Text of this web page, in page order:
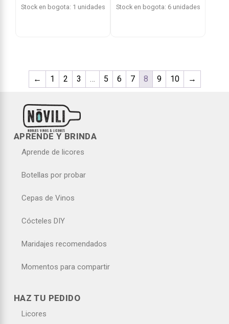
Stock en bogota: 1 unidades Stock en bogota: 6 unidades
← 1 2 3 … 5 6 7 8 9 10 →
APRENDE Y BRINDA
Aprende de licores
Botellas por probar
Cepas de Vinos
Cócteles DIY
Maridajes recomendados
Momentos para compartir
HAZ TU PEDIDO
Licores